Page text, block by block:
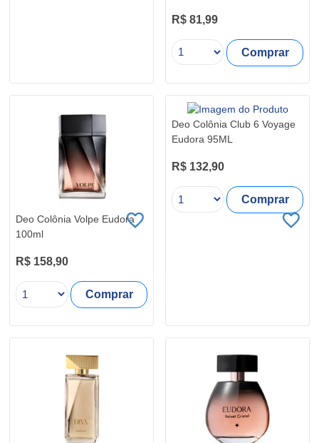
125ML
R$ 81,99
Comprar
Deo Colônia Volpe Eudora
100ml
R$ 158,90
Comprar
Deo Colônia Club 6 Voyage
Eudora 95ML
R$ 132,90
Comprar